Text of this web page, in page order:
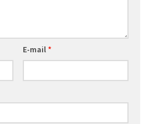
E-mail *